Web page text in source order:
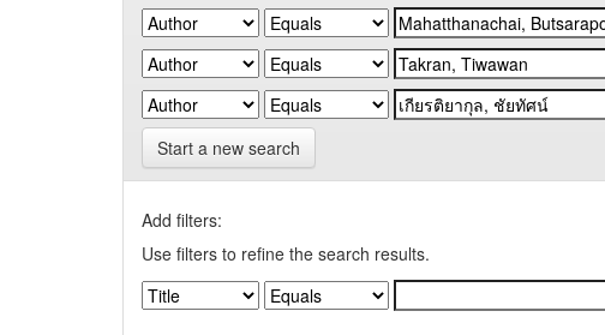
Start a new search
Add filters:
Use filters to refine the search results.